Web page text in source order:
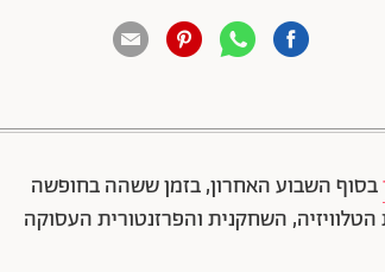
בסוף השבוע האחרון, בזמן ששהה בחופשה
השחקנית והפרזנטורית העסוקה